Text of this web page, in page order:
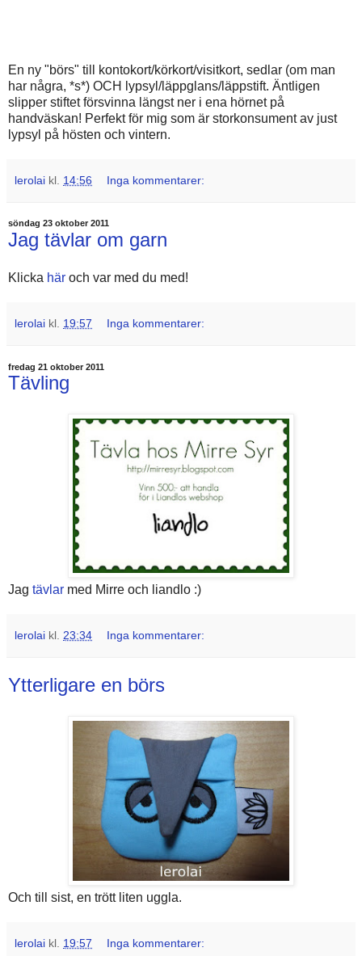
En ny "börs" till kontokort/körkort/visitkort, sedlar (om man
har några, *s*) OCH lypsyl/läppglans/läppstift. Äntligen
slipper stiftet försvinna längst ner i ena hörnet på
handväskan! Perfekt för mig som är storkonsument av just
lypsyl på hösten och vintern.
lerolai kl. 14:56 Inga kommentarer:
söndag 23 oktober 2011
Jag tävlar om garn
Klicka här och var med du med!
lerolai kl. 19:57 Inga kommentarer:
fredag 21 oktober 2011
Tävling
Jag tävlar med Mirre och liandlo :)
lerolai kl. 23:34 Inga kommentarer:
Ytterligare en börs
Och till sist, en trött liten uggla.
lerolai kl. 19:57 Inga kommentarer: